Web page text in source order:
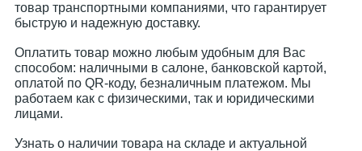
товар транспортными компаниями, что гарантирует
быструю и надежную доставку.
Оплатить товар можно любым удобным для Вас
способом: наличными в салоне, банковской картой,
оплатой по QR-коду, безналичным платежом. Мы
работаем как с физическими, так и юридическими
лицами.
Узнать о наличии товара на складе и актуальной